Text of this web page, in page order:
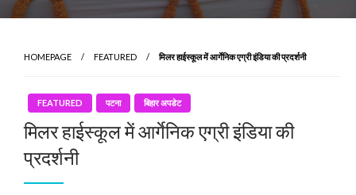
HOMEPAGE FEATURED मिलर हाईस्कूल में आर्गेनिक एग्री इंडिया की प्रदर्शनी
FEATURED पटना बिहार अपडेट
मिलर हाईस्कूल में आर्गेनिक एग्री इंडिया की
प्रदर्शनी